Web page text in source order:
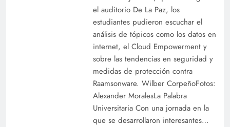
el auditorio De La Paz, los
estudiantes pudieron escuchar el
análisis de tópicos como los datos en
internet, el Cloud Empowerment y
sobre las tendencias en seguridad y
medidas de protección contra
Raamsonware. Wilber CorpeñoFotos:
Alexander MoralesLa Palabra
Universitaria Con una jornada en la
que se desarrollaron interesantes…